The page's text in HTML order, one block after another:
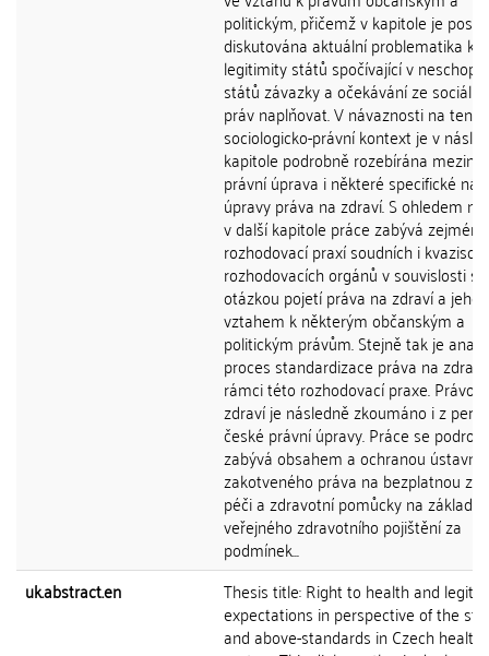
politickým, přičemž v kapitole je
diskutována aktuální problematika
legitimity států spočívající v
států závazky a očekávání ze
práv naplňovat. V návaznosti na tento
sociologicko-právní kontext je v
kapitole podrobně rozebírána
právní úprava i některé specifické
úpravy práva na zdraví. S ohledem
v další kapitole práce zabývá zejména
rozhodovací praxí soudních i
rozhodovacích orgánů v souvislosti s
otázkou pojetí práva na zdraví a jeho
vztahem k některým občanským a
politickým právům. Stejně tak je
proces standardizace práva na
rámci této rozhodovací praxe. Právo
zdraví je následně zkoumáno i z
české právní úpravy. Práce se
zabývá obsahem a ochranou ústavně
zakotveného práva na bezplatnou
péči a zdravotní pomůcky na základě
veřejného zdravotního pojištění za
podmínek...
uk.abstract.en
Thesis title: Right to health and
expectations in perspective of the
and above-standards in Czech health